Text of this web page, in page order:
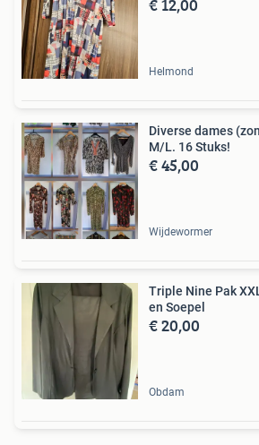
€ 12,00
Helmond
Diverse dames
M/L. 16 Stuks!
€ 45,00
Wijdewormer
Triple Nine Pak
en Soepel
€ 20,00
Obdam